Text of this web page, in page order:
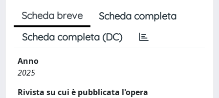
Scheda breve
Scheda completa
Scheda completa (DC)
Anno
2025
Rivista su cui è pubblicata l'opera